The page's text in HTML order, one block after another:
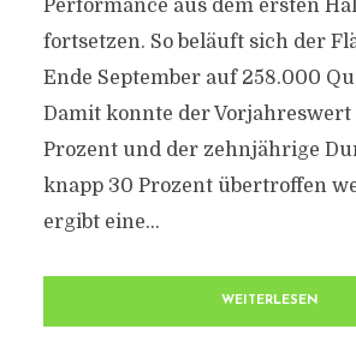
Performance aus dem ersten
fortsetzen. So beläuft sich der
Ende September auf 258.000
Damit konnte der Vorjahreswert
Prozent und der zehnjährige
knapp 30 Prozent übertroffen
ergibt eine...
WEITERLESEN